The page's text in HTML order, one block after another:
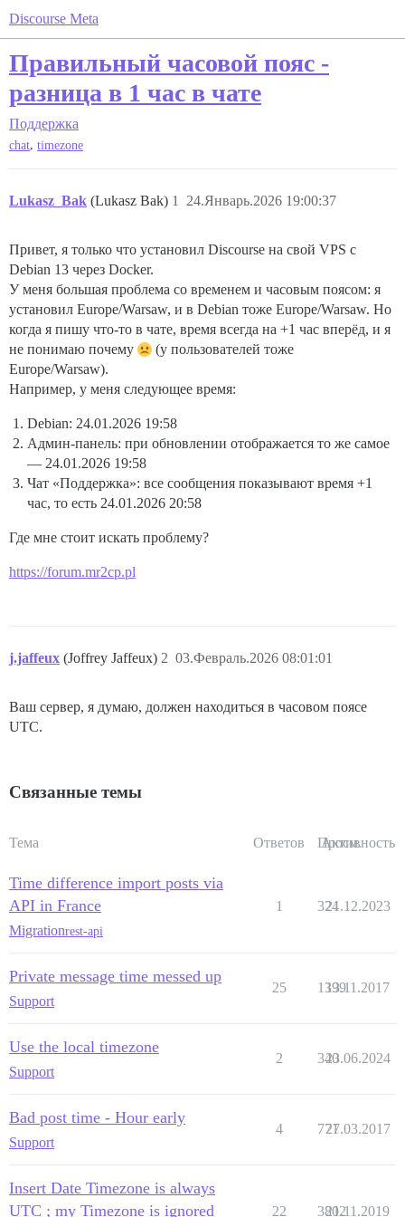
Discourse Meta
Правильный часовой пояс -
разница в 1 час в чате
Поддержка
chat, timezone
Lukasz_Bak (Lukasz Bak) 24.Январь.2026 19:00:37
1
Привет, я только что установил Discourse на свой VPS с
Debian 13 через Docker.
У меня большая проблема со временем и часовым поясом: я
установил Europe/Warsaw, и в Debian тоже Europe/Warsaw. Но
когда я пишу что-то в чате, время всегда на +1 час вперёд, и я
не понимаю почему
(у пользователей тоже
Europe/Warsaw).
Например, у меня следующее время:
Debian: 24.01.2026 19:58
Админ-панель: при обновлении отображается то же самое
— 24.01.2026 19:58
Чат «Поддержка»: все сообщения показывают время +1
час, то есть 24.01.2026 20:58
Где мне стоит искать проблему?
https://forum.mr2cp.pl
j.jaffeux (Joffrey Jaffeux) 03.Февраль.2026 08:01:01
2
Ваш сервер, я думаю, должен находиться в часовом поясе
UTC.
Связанные темы
Тема Ответов Просм.
Активность
Time difference import posts via
API in France
Migrationrest-api
1 324
21.12.2023
Private message time messed up
Support
25 1399
13.11.2017
Use the local timezone
Support
2 340
23.06.2024
Bad post time - Hour early
Support
4 771
27.03.2017
Insert Date Timezone is always
UTC ; my Timezone is ignored
22 3802
21.11.2019